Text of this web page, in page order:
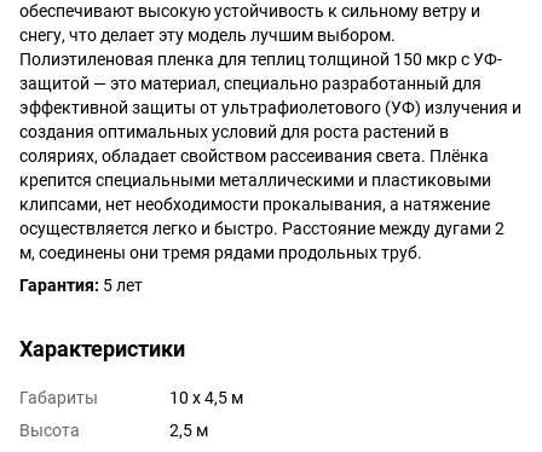
обеспечивают высокую устойчивость к сильному ветру и
снегу, что делает эту модель лучшим выбором.
Полиэтиленовая пленка для теплиц толщиной 150 мкр с УФ-
защитой — это материал, специально разработанный для
эффективной защиты от ультрафиолетового (УФ) излучения и
создания оптимальных условий для роста растений в
соляриях, обладает свойством рассеивания света. Плёнка
крепится специальными металлическими и пластиковыми
клипсами, нет необходимости прокалывания, а натяжение
осуществляется легко и быстро. Расстояние между дугами 2
м, соединены они тремя рядами продольных труб.
Гарантия: 5 лет
Характеристики
Габариты
10 x 4,5 м
Высота
2,5 м